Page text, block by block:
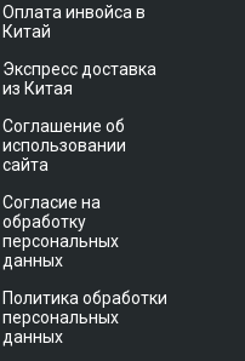
Оплата инвойса в
Китай
Экспресс доставка
из Китая
Соглашение об
использовании
сайта
Согласие на
обработку
персональных
данных
Политика обработки
персональных
данных